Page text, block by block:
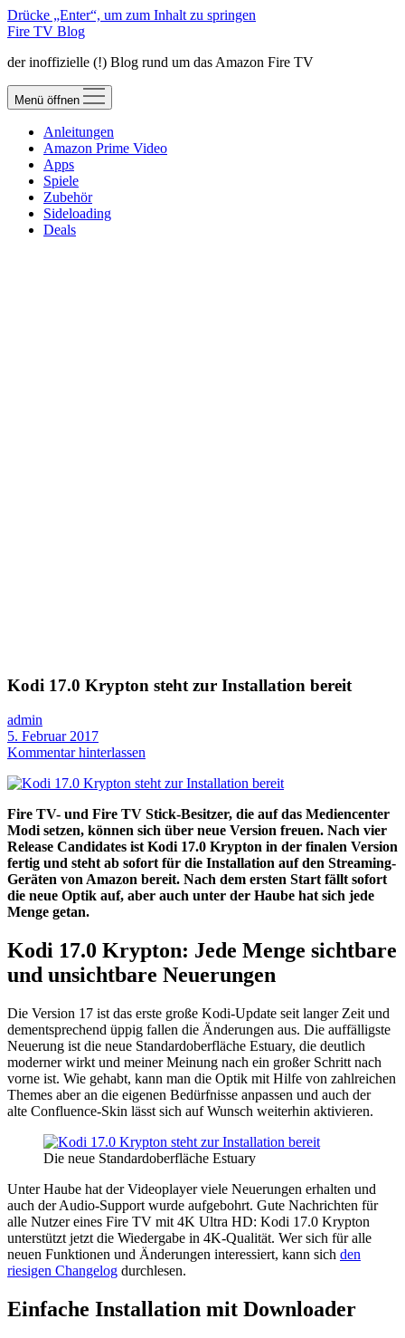
Drücke „Enter“, um zum Inhalt zu springen
Fire TV Blog
der inoffizielle (!) Blog rund um das Amazon Fire TV
Menü öffnen
Anleitungen
Amazon Prime Video
Apps
Spiele
Zubehör
Sideloading
Deals
Kodi 17.0 Krypton steht zur Installation bereit
admin
5. Februar 2017
Kommentar hinterlassen
Fire TV- und Fire TV Stick-Besitzer, die auf das Mediencenter
Modi setzen, können sich über neue Version freuen. Nach vier
Release Candidates ist Kodi 17.0 Krypton in der finalen Version
fertig und steht ab sofort für die Installation auf den Streaming-
Geräten von Amazon bereit. Nach dem ersten Start fällt sofort
die neue Optik auf, aber auch unter der Haube hat sich jede
Menge getan.
Kodi 17.0 Krypton: Jede Menge sichtbare
und unsichtbare Neuerungen
Die Version 17 ist das erste große Kodi-Update seit langer Zeit und
dementsprechend üppig fallen die Änderungen aus. Die auffälligste
Neuerung ist die neue Standardoberfläche Estuary, die deutlich
moderner wirkt und meiner Meinung nach ein großer Schritt nach
vorne ist. Wie gehabt, kann man die Optik mit Hilfe von zahlreichen
Themes aber an die eigenen Bedürfnisse anpassen und auch der
alte Confluence-Skin lässt sich auf Wunsch weiterhin aktivieren.
Die neue Standardoberfläche Estuary
Unter Haube hat der Videoplayer viele Neuerungen erhalten und
auch der Audio-Support wurde aufgebohrt. Gute Nachrichten für
alle Nutzer eines Fire TV mit 4K Ultra HD: Kodi 17.0 Krypton
unterstützt jetzt die Wiedergabe in 4K-Qualität. Wer sich für alle
neuen Funktionen und Änderungen interessiert, kann sich den
riesigen Changelog durchlesen.
Einfache Installation mit Downloader